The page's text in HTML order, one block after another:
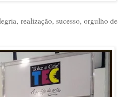
realização, sucesso, orgulho de